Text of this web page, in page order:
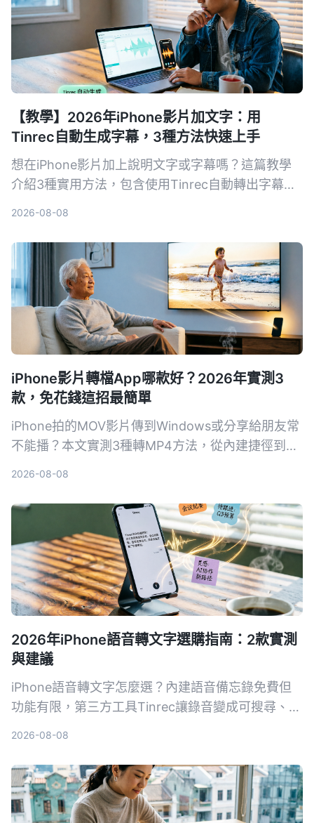
【教學】2026年iPhone影片加文字：用
Tinrec自動生成字幕，3種方法快速上手
想在iPhone影片加上說明文字或字幕嗎？這篇教學
介紹3種實用方法，包含使用Tinrec自動轉出字幕再
2026-08-08
iPhone影片轉檔App哪款好？2026年實測3
款，免花錢這招最簡單
iPhone拍的MOV影片傳到Windows或分享給朋友常
不能播？本文實測3種轉MP4方法，從內建捷徑到專
2026-08-08
2026年iPhone語音轉文字選購指南：2款實測
與建議
iPhone語音轉文字怎麼選？內建語音備忘錄免費但
功能有限，第三方工具Tinrec讓錄音變成可搜尋、可
2026-08-08